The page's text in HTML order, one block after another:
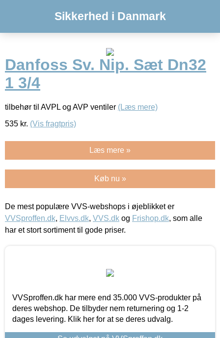
Sikkerhed i Danmark
Danfoss Sv. Nip. Sæt Dn32
1 3/4
tilbehør til AVPL og AVP ventiler (Læs mere)
535 kr. (Vis fragtpris)
Læs mere »
Køb nu »
De mest populære VVS-webshops i øjeblikket er
VVSproffen.dk, Elvvs.dk, VVS.dk og Frishop.dk, som alle
har et stort sortiment til gode priser.
VVSproffen.dk har mere end 35.000 VVS-produkter på
deres webshop. De tilbyder nem returnering og 1-2
dages levering. Klik her for at se deres udvalg.